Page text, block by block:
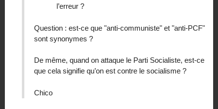
l’erreur ?
Question : est-ce que "anti-communiste" et "anti-PCF"
sont synonymes ?
De même, quand on attaque le Parti Socialiste, est-ce
que cela signifie qu’on est contre le socialisme ?
Chico